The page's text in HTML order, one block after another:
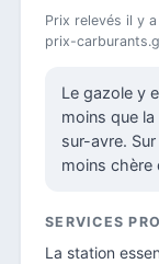
Prix relevés il y
prix-
Le gazole y
moins que
sur-avre.
moins chère
SERVICES
La station